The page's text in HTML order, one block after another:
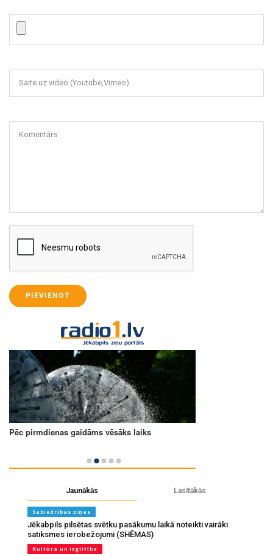
Saite uz video (Youtube,Vimeo)
Komentārs
PIEVIENOT
Jaunākās Lasītākās
Sabiedrības ziņas
Jēkabpils pilsētas svētku pasākumu laikā noteikti vairāki
satiksmes ierobežojumi (SHĒMAS)
Kultūra un izglītība